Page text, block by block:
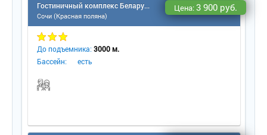
Гостиничный комплекс Беларусь
Сочи (Красная поляна)
Цена:3 900 руб.
До подъемника: 3000 м.
Бассейн:
есть